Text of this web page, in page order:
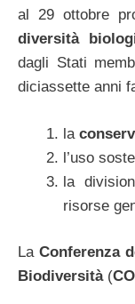
al 29 ottobre
diversità
dagli Stati
diciassette anni
la
l’uso
la
risorse
La Conferenza
Biodiversità(